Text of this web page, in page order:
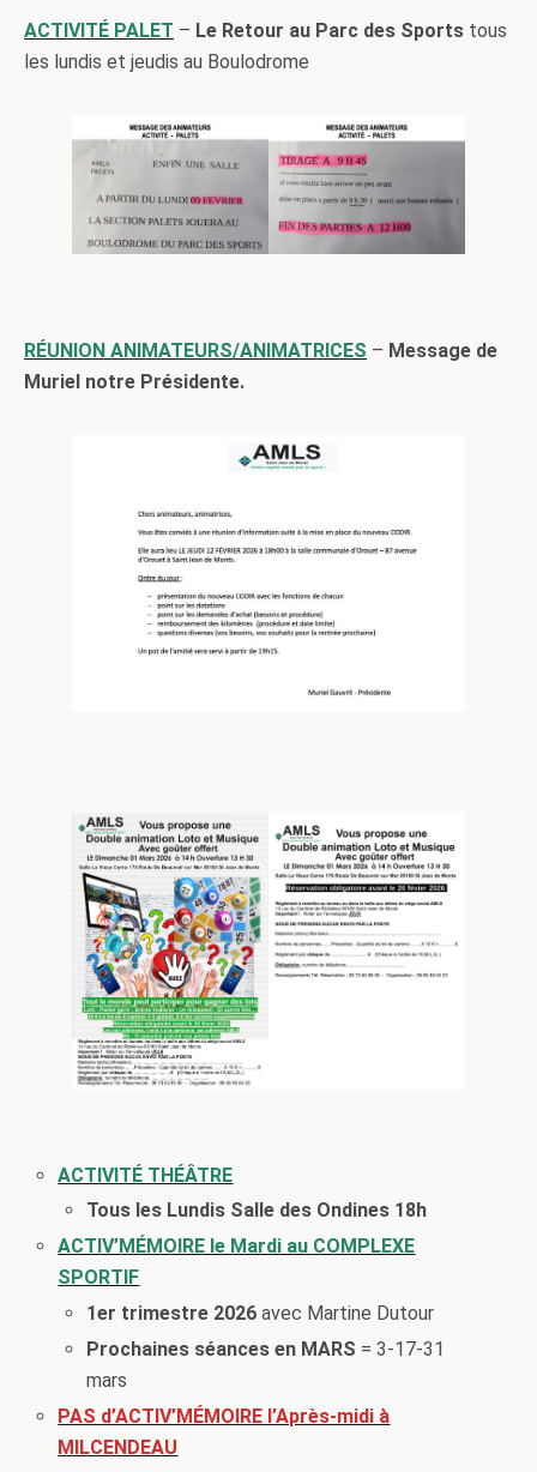
ACTIVITÉ PALET – Le Retour au Parc des Sports tous
les lundis et jeudis au Boulodrome
RÉUNION ANIMATEURS/ANIMATRICES – Message de
Muriel notre Présidente.
ACTIVITÉ THÉÂTRE
Tous les Lundis Salle des Ondines 18h
ACTIV’MÉMOIRE le Mardi au COMPLEXE
SPORTIF
1er trimestre 2026avec Martine Dutour
Prochaines séances en MARS = 3-17-31
mars
PAS d’ACTIV’MÉMOIRE l’Après-midi à
MILCENDEAU